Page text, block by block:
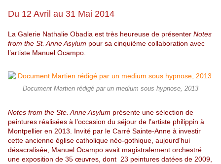
Du 12 Avril au 31 Mai 2014
La Galerie Nathalie Obadia est très heureuse de présenter Notes
from the St. Anne Asylum pour sa cinquième collaboration avec
l’artiste Manuel Ocampo.
Document Martien rédigé par un medium sous hypnose, 2013
Notes from the Ste. Anne Asylum présente une sélection de
peintures réalisées à l’occasion du séjour de l’artiste philippin à
Montpellier en 2013. Invité par le Carré Sainte-Anne à investir
cette ancienne église catholique néo-gothique, aujourd’hui
désacralisée, Manuel Ocampo avait magistralement orchestré
une exposition de 35 œuvres, dont 23 peintures datées de 2009,